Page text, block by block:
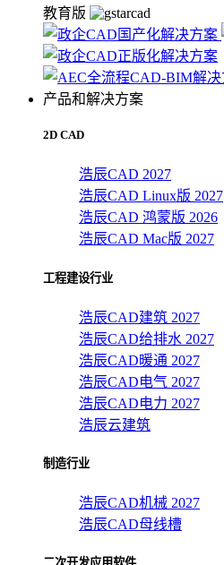
教育版
产品和解决方案
2D CAD
浩辰CAD 2027
浩辰CAD Linux版 2027
浩辰CAD 鸿蒙版 2026
浩辰CAD Mac版 2027
工程建设行业
浩辰CAD建筑 2027
浩辰CAD给排水 2027
浩辰CAD暖通 2027
浩辰CAD电气 2027
浩辰CAD电力 2027
浩辰云建筑
制造行业
浩辰CAD机械 2027
浩辰CAD母线槽